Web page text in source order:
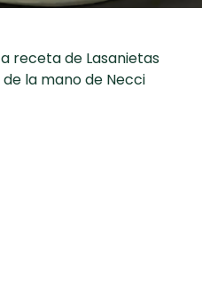
Chispas de
Chocolate
recetas
receta de Lasanietas
la mano de Necci